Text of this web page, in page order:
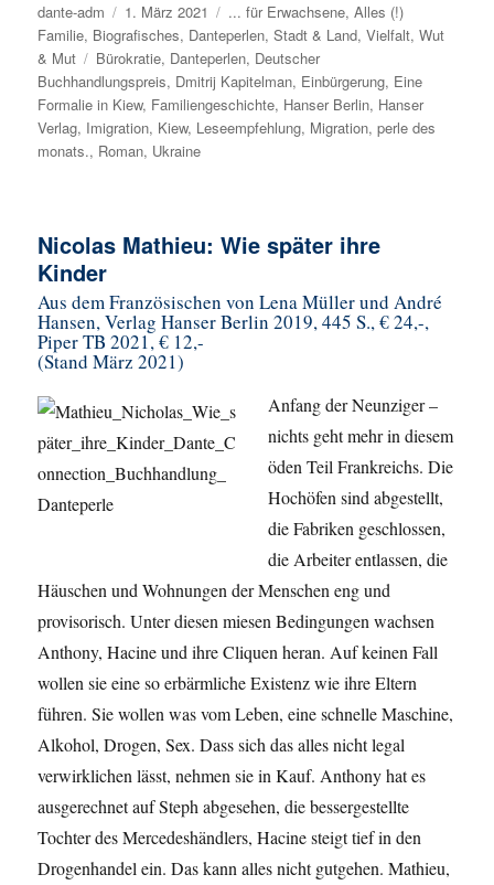
Autor
dante-adm
Veröffentlicht
am
1. März 2021 Kategorien
... für Erwachsene,Alles (!)
Familie, Biografisches, Danteperlen,Stadt & Land,Vielfalt,Wut
& Mut
Schlagwörter
Bürokratie, Danteperlen, Deutscher
Buchhandlungspreis, Dmitrij Kapitelman, Einbürgerung, Eine
Formalie in Kiew, Familiengeschichte, Hanser Berlin, Hanser
Verlag, Imigration, Kiew, Leseempfehlung, Migration,perle des
monats., Roman, Ukraine
Nicolas Mathieu: Wie später ihre
Kinder
Aus dem Französischen von Lena Müller und André
Hansen, Verlag Hanser Berlin 2019, 445 S., € 24,-,
Piper TB 2021, € 12,-
(Stand März 2021)
Anfang der Neunziger –
nichts geht mehr in diesem
öden Teil Frankreichs. Die
Hochöfen sind abgestellt,
die Fabriken geschlossen,
die Arbeiter entlassen, die
Häuschen und Wohnungen der Menschen eng und
provisorisch. Unter diesen miesen Bedingungen wachsen
Anthony, Hacine und ihre Cliquen heran. Auf keinen Fall
wollen sie eine so erbärmliche Existenz wie ihre Eltern
führen. Sie wollen was vom Leben, eine schnelle Maschine,
Alkohol, Drogen, Sex. Dass sich das alles nicht legal
verwirklichen lässt, nehmen sie in Kauf. Anthony hat es
ausgerechnet auf Steph abgesehen, die bessergestellte
Tochter des Mercedeshändlers, Hacine steigt tief in den
Drogenhandel ein. Das kann alles nicht gutgehen. Mathieu,